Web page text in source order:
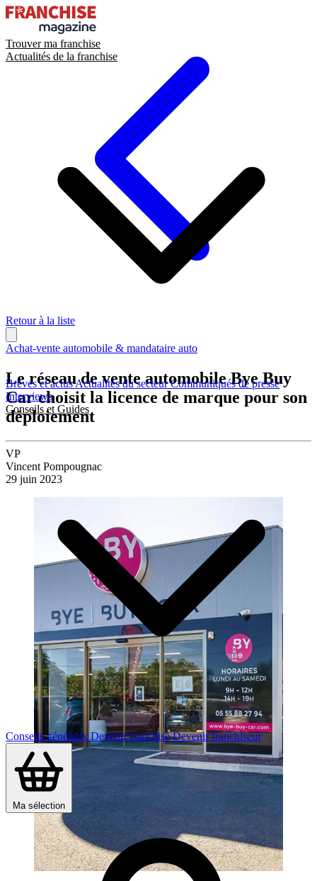
Trouver ma franchise
Actualités de la franchise
Brèves et actusActualités du secteurCommuniqués de presse
Interviews
Conseils et Guides
Conseils générauxDevenir franchiséDevenir franchiseur
Ma sélection
Retour à la liste
Achat-vente automobile & mandataire auto
Le réseau de vente automobile Bye Buy
Car choisit la licence de marque pour son
déploiement
VP
Vincent Pompougnac
29 juin 2023